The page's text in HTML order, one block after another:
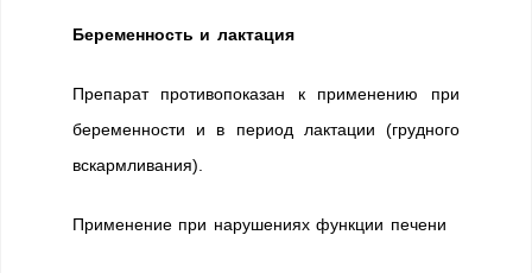
Беременность и лактация
Препарат противопоказан к применению при
беременности и в период лактации (грудного
вскармливания).
Применение при нарушениях функции печени